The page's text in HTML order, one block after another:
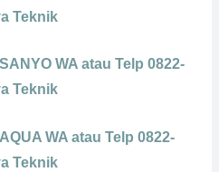
Teknik
SANYO WA atau Telp 0822-
Teknik
AQUA WA atau Telp 0822-
Teknik